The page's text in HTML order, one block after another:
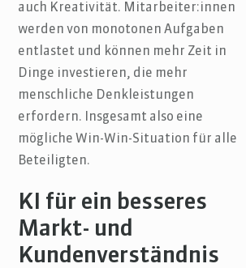
auch Kreativität. Mitarbeiter:innen
werden von monotonen Aufgaben
entlastet und können mehr Zeit in
Dinge investieren, die mehr
menschliche Denkleistungen
erfordern. Insgesamt also eine
mögliche Win-Win-Situation für alle
Beteiligten.
KI für ein besseres
Markt- und
Kundenverständnis